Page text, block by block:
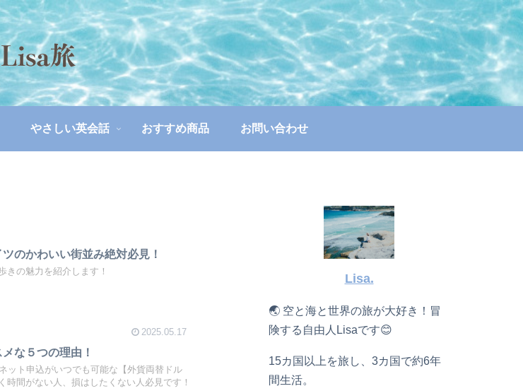
やさしい英会話 おすすめ商品 お問い合わせ
のかわいい街並み絶対必見！
きの魅力を紹介します！
2025.05.17
な５つの理由！
ット申込がいつでも可能な【外貨両替ドル
間がない人、損はしたくない人必見です！
Lisa.
🌏 空と海と世界の旅が大好き！冒
険する自由人Lisaです😊
15カ国以上を旅し、3カ国で約6年
間生活。